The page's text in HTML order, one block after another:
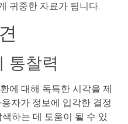
귀중한 자료가 됩니다.
통찰력
에 대해 독특한 시각을 제
자가 정보에 입각한 결정
하는 데 도움이 될 수 있